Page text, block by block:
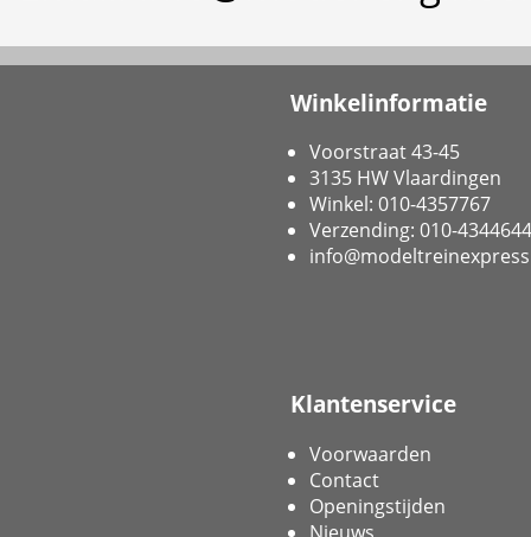
Winkelinformatie
Voorstraat 43-45
3135 HW Vlaardingen
Winkel: 010-4357767
Verzending: 010-4344644
Klantenservice
Voorwaarden
Contact
Openingstijden